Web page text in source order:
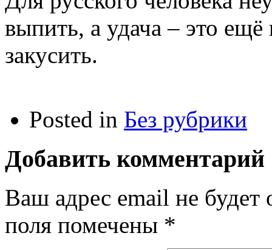
выпить, а удача – это
закусить.
Posted in Без рубрики
Добавить комментарий
Ваш адрес email не будет
поля помечены *